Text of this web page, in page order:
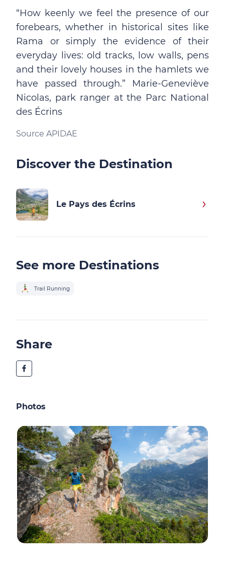
“How keenly we feel the presence of our
forebears, whether in historical sites like
Rama or simply the evidence of their
everyday lives: old tracks, low walls, pens
and their lovely houses in the hamlets we
have passed through.” Marie-Geneviève
Nicolas, park ranger at the Parc National
des Écrins
Source APIDAE
Discover the Destination
Le Pays des Écrins
See more Destinations
Trail Running
Share
Photos